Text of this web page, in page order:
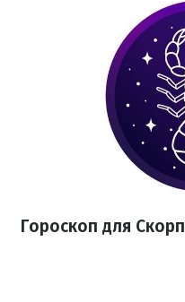
Гороскоп для